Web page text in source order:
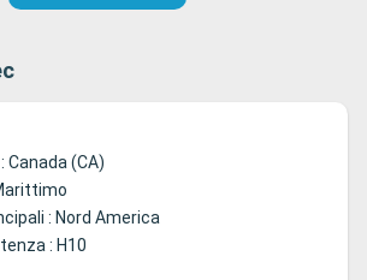
Canada (CA)
: Nord America
: H10